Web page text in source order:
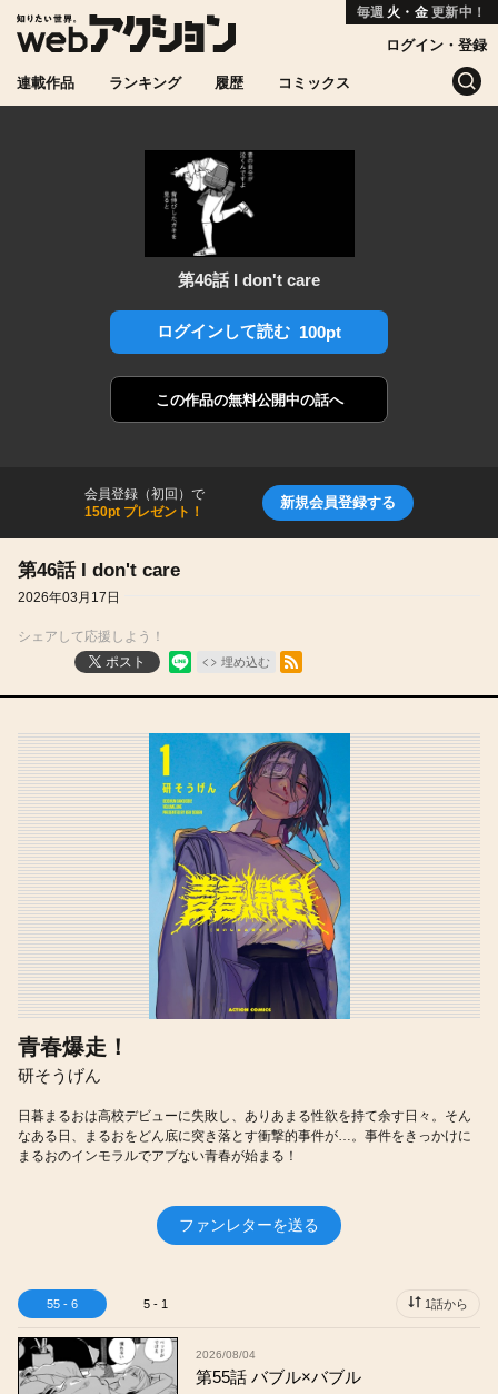
毎週 火・金 更新中！
連載作品 ランキング 履歴 コミックス
ログイン・登録
第46話 I don't care
ログインして読む 100pt
この作品の無料公開中の話へ
会員登録（初回）で
150pt プレゼント！
新規会員登録する
第46話 I don't care
2026年03月17日
シェアして応援しよう！
ポスト
埋め込む
RSSフィード
青春爆走！
研そうげん
日暮まるおは高校デビューに失敗し、ありあまる性欲を持て余す日々。そん
なある日、まるおをどん底に突き落とす衝撃的事件が…。事件をきっかけに
まるおのインモラルでアブない青春が始まる！
ファンレターを送る
55 - 6 5 - 1 1話から
2026/08/04
第55話 バブル×バブル